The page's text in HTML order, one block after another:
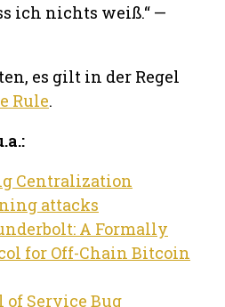
ich nichts weiß.“ —
es gilt in der Regel
Rule.
Centralization
attacks
A Formally
for Off-Chain Bitcoin
of Service Bug